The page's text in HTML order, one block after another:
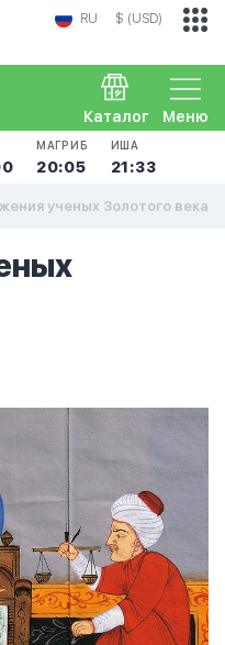
RU $ (USD)
Меню
Каталог
МАГРИБ
20:05
ИША
21:33
ученых Золотого века